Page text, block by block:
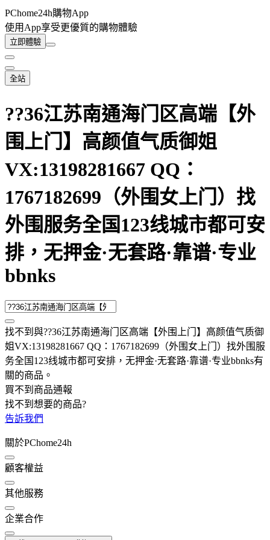
PChome24h購物App
使用App享受更優質的購物體驗
立即體驗
全站
??36江苏南通海门区高端【外
围上门】高颜值气质御姐
VX:13198281667 QQ：
1767182699（外围女上门）找
外围服务全国123线城市都可安
排，无押金·无套路·靠谱·专业
bbnks
找不到與??36江苏南通海门区高端【外围上门】高颜值气质御
姐VX:13198281667 QQ：1767182699（外围女上门）找外围服
务全国123线城市都可安排，无押金·无套路·靠谱·专业bbnks有
關的商品 。
買不到商品通報
找不到想要的商品?
告訴我們
關於PChome24h
顧客權益
其他服務
企業合作